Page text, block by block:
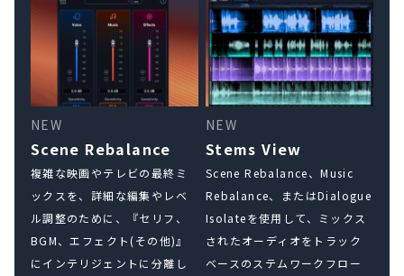
NEW
Scene Rebalance
複雑な映画やテレビの最終ミ
ックスを、詳細な編集やレベ
ル調整のために、『セリフ、
BGM、エフェクト(その他)』
にインテリジェントに分離し
NEW
Stems View
Scene Rebalance、Music
Rebalance、またはDialogue
Isolateを使用して、ミックス
されたオーディオをトラック
ベースのステムワークフロー